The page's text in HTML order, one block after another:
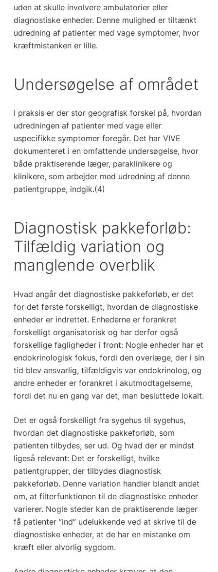
uden at skulle involvere ambulatorier eller
diagnostiske enheder. Denne mulighed er tiltænkt
udredning af patienter med vage symptomer, hvor
kræftmistanken er lille.
Undersøgelse af området
I praksis er der stor geografisk forskel på, hvordan
udredningen af patienter med vage eller
uspecifikke symptomer foregår. Det har VIVE
dokumenteret i en omfattende undersøgelse, hvor
både praktiserende læger, paraklinikere og
klinikere, som arbejder med udredning af denne
patientgruppe, indgik.(4)
Diagnostisk pakkeforløb:
Tilfældig variation og
manglende overblik
Hvad angår det diagnostiske pakkeforløb, er det
for det første forskelligt, hvordan de diagnostiske
enheder er indrettet. Enhederne er forankret
forskelligt organisatorisk og har derfor også
forskellige fagligheder i front: Nogle enheder har et
endokrinologisk fokus, fordi den overlæge, der i sin
tid blev ansvarlig, tilfældigvis var endokrinolog, og
andre enheder er forankret i akutmodtagelserne,
fordi det nu en gang var det, man besluttede lokalt.
Det er også forskelligt fra sygehus til sygehus,
hvordan det diagnostiske pakkeforløb, som
patienten tilbydes, ser ud. Og hvad der er mindst
ligeså relevant: Det er forskelligt, hvilke
patientgrupper, der tilbydes diagnostisk
pakkeforløb. Denne variation handler blandt andet
om, at filterfunktionen til de diagnostiske enheder
varierer. Nogle steder kan de praktiserende læger
få patienter ”ind” udelukkende ved at skrive til de
diagnostiske enheder, at de har en mistanke om
kræft eller alvorlig sygdom.